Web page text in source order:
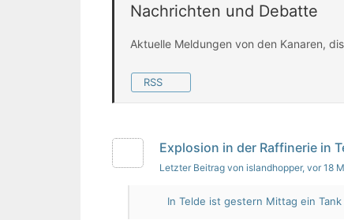
Nachrichten und Debatte
Aktuelle Meldungen von den Kanaren,
RSS
Explosion in der Raffinerie in
Letzter Beitrag von islandhopper, vor 18
In Telde ist gestern Mittag ein Tank